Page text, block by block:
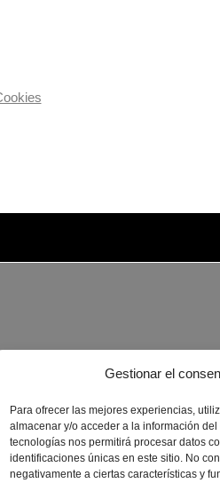
Gestionar el
Para ofrecer las mejores experiencias,
almacenar y/o acceder a la información
tecnologías nos permitirá procesar datos
identificaciones únicas en este sitio. No
negativamente a ciertas características y